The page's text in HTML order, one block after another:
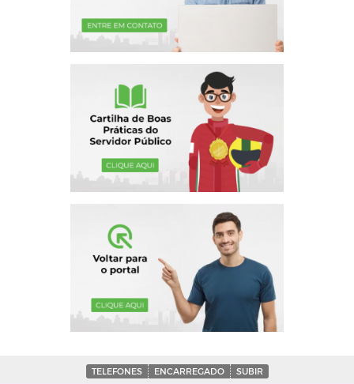
TELEFONES ENCARREGADO SUBIR